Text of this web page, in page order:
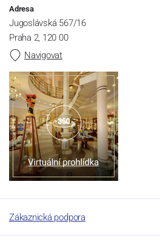
Adresa
Jugoslávská 567/16
Praha 2, 120 00
Navigovat
Zákaznická podpora